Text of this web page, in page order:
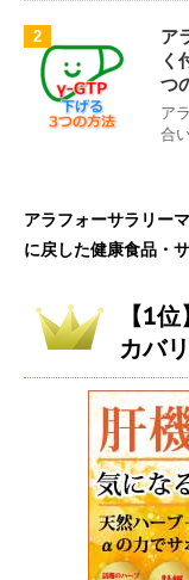
2
ア
く
つ
ア
合
アラフォーサラリー
に戻した健康食品・
【1
カバ